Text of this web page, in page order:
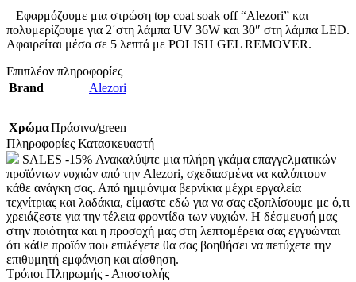
– Εφαρμόζουμε μια στρώση top coat soak off “Alezori” και
πολυμερίζουμε για 2΄στη λάμπα UV 36W και 30″ στη λάμπα LED.
Αφαιρείται μέσα σε 5 λεπτά με POLISH GEL REMOVER.
Επιπλέον πληροφορίες
Brand
Alezori
ΧρώμαΠράσινο/green
Πληροφορίες Κατασκευαστή
SALES -15% Ανακαλύψτε μια πλήρη γκάμα επαγγελματικών
προϊόντων νυχιών από την Alezori, σχεδιασμένα να καλύπτουν
κάθε ανάγκη σας. Από ημιμόνιμα βερνίκια μέχρι εργαλεία
τεχνίτριας και λαδάκια, είμαστε εδώ για να σας εξοπλίσουμε με ό,τι
χρειάζεστε για την τέλεια φροντίδα των νυχιών. Η δέσμευσή μας
στην ποιότητα και η προσοχή μας στη λεπτομέρεια σας εγγυώνται
ότι κάθε προϊόν που επιλέγετε θα σας βοηθήσει να πετύχετε την
επιθυμητή εμφάνιση και αίσθηση.
Τρόποι Πληρωμής - Αποστολής